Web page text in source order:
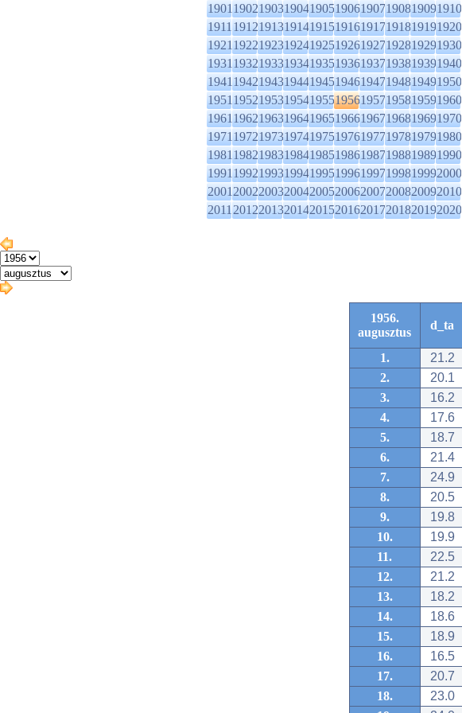
1901190219031904190519061907190819091910
1911191219131914191519161917191819191920
1921192219231924192519261927192819291930
1931193219331934193519361937193819391940
1941194219431944194519461947194819491950
1951195219531954195519561957195819591960
1961196219631964196519661967196819691970
1971197219731974197519761977197819791980
1981198219831984198519861987198819891990
1991199219931994199519961997199819992000
2001200220032004200520062007200820092010
2011201220132014201520162017201820192020
1956.
augusztus
d_ta
1. 21.2
2.
20.1
3.
16.2
4.
17.6
5.
18.7
6.
21.4
7.
24.9
8.
20.5
9.
19.8
10.
19.9
11.
22.5
12.
21.2
13.
18.2
14.
18.6
15.
18.9
16.
16.5
17.
20.7
18.
23.0